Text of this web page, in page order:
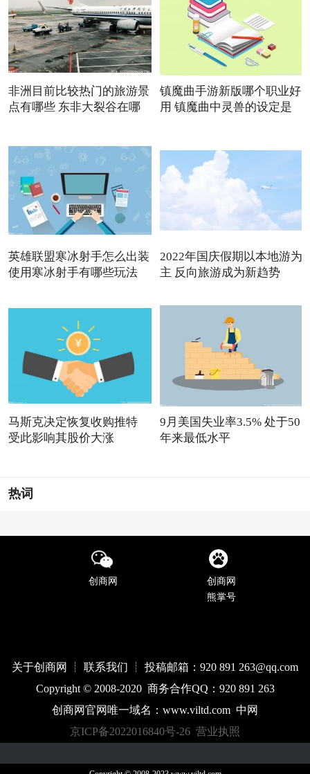
非洲目前比较热门的旅游景
点有哪些 东非大裂谷在哪
镇魔曲手游新版哪个职业好
用 镇魔曲中灵兽的设定是
英雄联盟寒冰射手怎么出装
使用寒冰射手有哪些玩法
2022年国庆假期以本地游为
主 反向旅游成为新趋势
马斯克决定恢复收购推特
受此影响其股价大涨
9月美国失业率3.5% 处于50
年来最低水平
热词
创商网
创商网
熊掌号
关于创商网 ┊ 联系我们 ┊ 投稿邮箱：920 891 263@qq.com
Copyright © 2008-2020 商务合作QQ：920 891 263
创商网官网唯一域名： www.viltd.com 中网
京ICP备2022016840号-26 营业执照